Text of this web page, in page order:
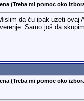
(Treba mi pomoc oko
da ću ipak uzeti ovaj
Samo još da
(Treba mi pomoc oko